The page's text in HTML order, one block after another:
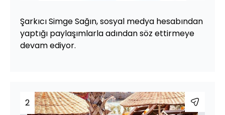
Şarkıcı Simge Sağın, sosyal medya hesabından
yaptığı paylaşımlarla adından söz ettirmeye
devam ediyor.
2